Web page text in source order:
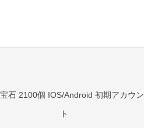
石 2100個 IOS/Android 初期アカウン
ト